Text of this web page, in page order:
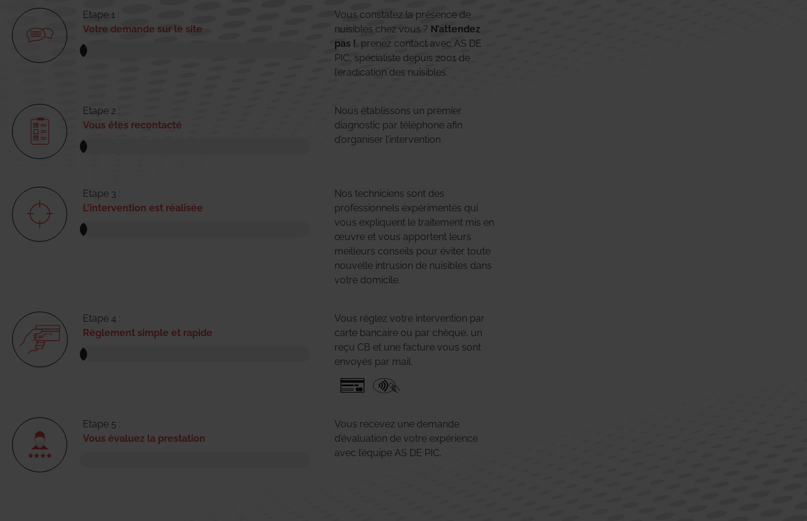
Etape 1 :
Votre demande sur le site
Vous constatez la présence de
nuisibles chez vous ? N’attendez
pas !, prenez contact avec AS DE
PIC, spécialiste depuis 2001 de
l’éradication des nuisibles.
Etape 2 :
Vous êtes recontacté
Nous établissons un premier
diagnostic par téléphone afin
d’organiser l’intervention
Etape 3 :
L'intervention est réalisée
Nos techniciens sont des
professionnels expérimentés qui
vous expliquent le traitement mis en
œuvre et vous apportent leurs
meilleurs conseils pour éviter toute
nouvelle intrusion de nuisibles dans
votre domicile.
Etape 4 :
Règlement simple et rapide
Vous réglez votre intervention par
carte bancaire ou par chèque, un
reçu CB et une facture vous sont
envoyés par mail.
Etape 5 :
Vous évaluez la prestation
Vous recevez une demande
d’évaluation de votre expérience
avec l’équipe AS DE PIC.